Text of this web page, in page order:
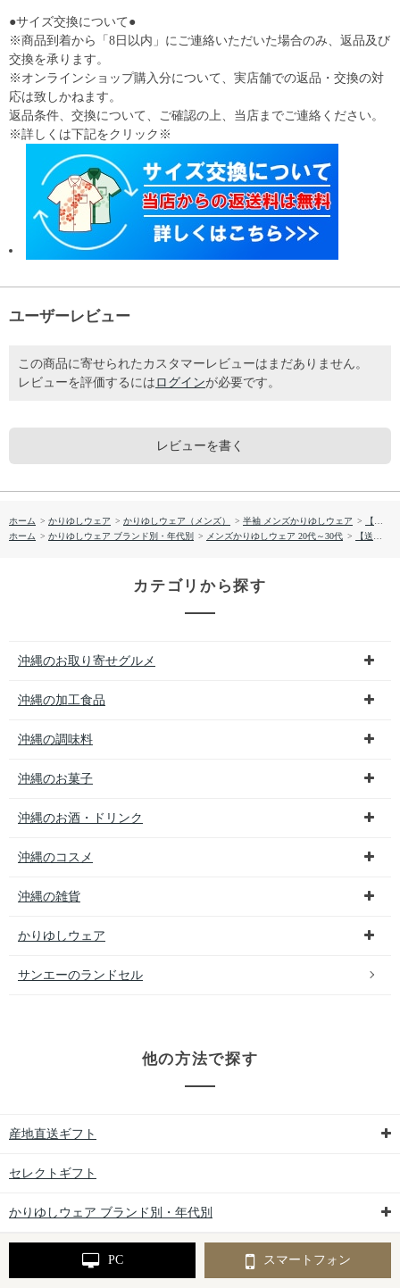
●サイズ交換について●
※商品到着から「8日以内」にご連絡いただいた場合のみ、返品及び
交換を承ります。
※オンラインショップ購入分について、実店舗での返品・交換の対
応は致しかねます。
返品条件、交換について、ご確認の上、当店までご連絡ください。
※詳しくは下記をクリック※
ユーザーレビュー
この商品に寄せられたカスタマーレビューはまだありません。
レビューを評価するには ログインが必要です。
レビューを書く
ホーム > かりゆしウェア > かりゆしウェア（メンズ） > 半袖 メンズかりゆしウェア >
【送料無料】サマーシティ かりゆしウェア GEM12013S
ホーム > かりゆしウェア ブランド別・年代別 > メンズかりゆしウェア 20代～30代 > 【送料無料】サマーシティ かりゆしウェア GEM12013S
カテゴリから探す
沖縄のお取り寄せグルメ
沖縄の加工食品
沖縄の調味料
沖縄のお菓子
沖縄のお酒・ドリンク
沖縄のコスメ
沖縄の雑貨
かりゆしウェア
サンエーのランドセル
他の方法で探す
産地直送ギフト
セレクトギフト
かりゆしウェア ブランド別・年代別
PC スマートフォン